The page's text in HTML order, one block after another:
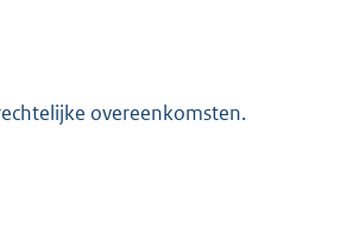
overeenkomsten.